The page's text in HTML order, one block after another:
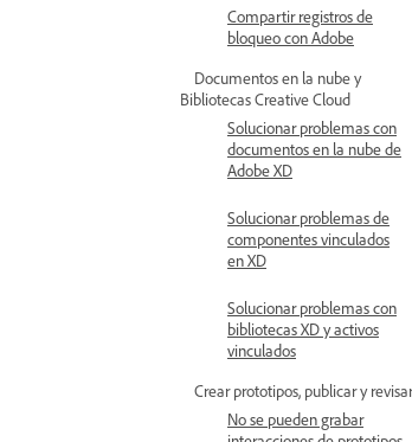
Compartir registros de
bloqueo con Adobe
Documentos en la nube y
Bibliotecas Creative Cloud
Solucionar problemas con
documentos en la nube de
Adobe XD
Solucionar problemas de
componentes vinculados
en XD
Solucionar problemas con
bibliotecas XD y activos
vinculados
Crear prototipos, publicar y revisar
No se pueden grabar